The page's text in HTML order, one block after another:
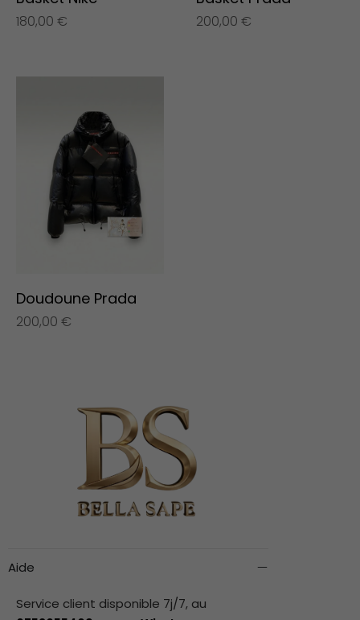
180,00 € 200,00 €
Doudoune Prada
200,00 €
Aide
Service client disponible 7j/7, au